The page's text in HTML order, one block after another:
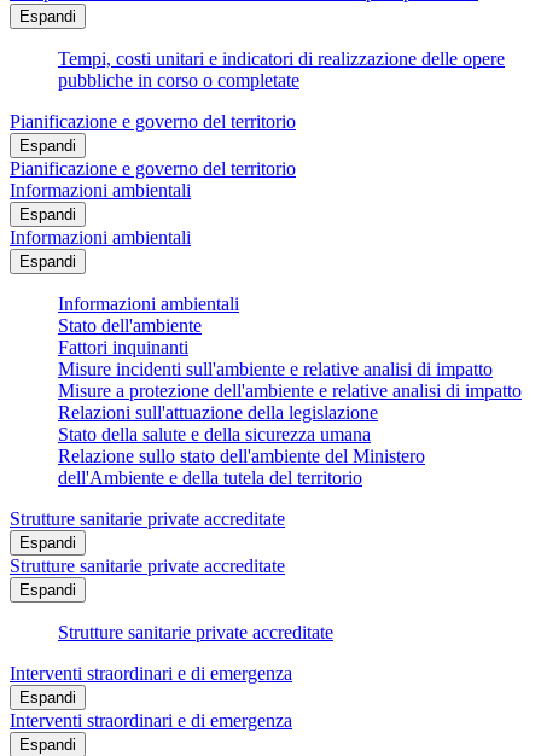
Espandi
Tempi, costi unitari e indicatori di realizzazione delle opere
pubbliche in corso o completate
Pianificazione e governo del territorio
Espandi
Pianificazione e governo del territorio
Informazioni ambientali
Espandi
Informazioni ambientali
Espandi
Informazioni ambientali
Stato dell'ambiente
Fattori inquinanti
Misure incidenti sull'ambiente e relative analisi di impatto
Misure a protezione dell'ambiente e relative analisi di impatto
Relazioni sull'attuazione della legislazione
Stato della salute e della sicurezza umana
Relazione sullo stato dell'ambiente del Ministero
dell'Ambiente e della tutela del territorio
Strutture sanitarie private accreditate
Espandi
Strutture sanitarie private accreditate
Espandi
Strutture sanitarie private accreditate
Interventi straordinari e di emergenza
Espandi
Interventi straordinari e di emergenza
Espandi